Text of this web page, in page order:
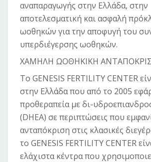
αναπαραγωγής στην Ελλάδα, στην
αποτελεσματική και ασφαλή
ωοθηκών για την αποφυγή του
υπερδιέγερσης ωοθηκών.
ΧΑΜΗΛΗ ΩΟΘΗΚΙΚΗ
Tο GENESIS FERTILITY CENTER
στην Ελλάδα που από το 2005
προθεραπεία με δι-
(DHEA) σε περιπτώσεις που
ανταπόκριση στις κλασικές
το GENESIS FERTILITY CENTER
ελάχιστα κέντρα που